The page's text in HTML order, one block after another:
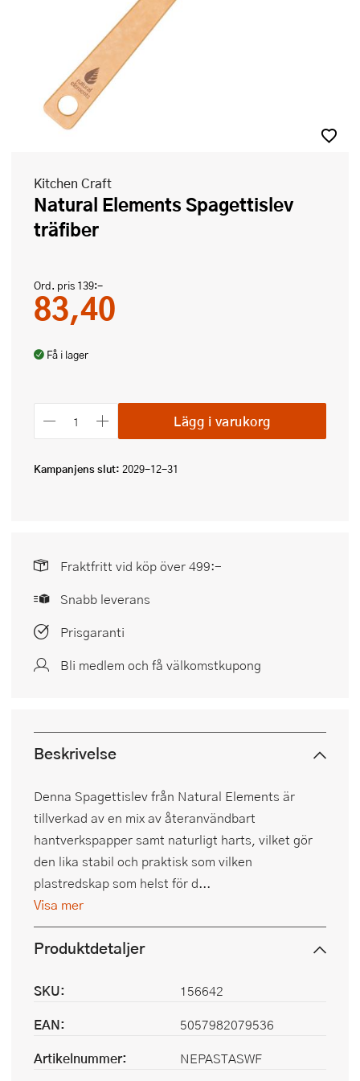
Kitchen Craft
Natural Elements Spagettislev
träfiber
Ord. pris 139:-
83,40
Få i lager
Lägg i varukorg
Kampanjens slut: 2029-12-31
Fraktfritt vid köp över 499:-
Snabb leverans
Prisgaranti
Bli medlem och få välkomstkupong
Beskrivelse
Denna Spagettislev från Natural Elements är
tillverkad av en mix av återanvändbart
hantverkspapper samt naturligt harts, vilket gör
den lika stabil och praktisk som vilken
plastredskap som helst för d...
Visa mer
Produktdetaljer
SKU:
156642
EAN:
5057982079536
Artikelnummer:
NEPASTASWF